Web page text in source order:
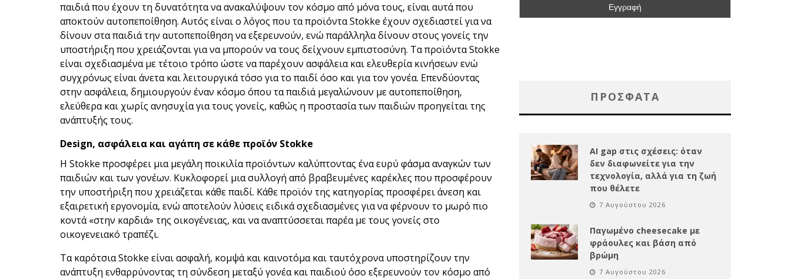
παιδιά που έχουν τη δυνατότητα να ανακαλύψουν τον κόσμο από μόνα τους, είναι αυτά που
αποκτούν αυτοπεποίθηση. Αυτός είναι ο λόγος που τα προϊόντα Stokke έχουν σχεδιαστεί για να
δίνουν στα παιδιά την αυτοπεποίθηση να εξερευνούν, ενώ παράλληλα δίνουν στους γονείς την
υποστήριξη που χρειάζονται για να μπορούν να τους δείχνουν εμπιστοσύνη. Τα προϊόντα Stokke
είναι σχεδιασμένα με τέτοιο τρόπο ώστε να παρέχουν ασφάλεια και ελευθερία κινήσεων ενώ
συγχρόνως είναι άνετα και λειτουργικά τόσο για το παιδί όσο και για τον γονέα. Επενδύοντας
στην ασφάλεια, δημιουργούν έναν κόσμο όπου τα παιδιά μεγαλώνουν με αυτοπεποίθηση,
ελεύθερα και χωρίς ανησυχία για τους γονείς, καθώς η προστασία των παιδιών προηγείται της
ανάπτυξής τους.
Design, ασφάλεια και αγάπη σε κάθε προϊόν Stokke
Η Stokke προσφέρει μια μεγάλη ποικιλία προϊόντων καλύπτοντας ένα ευρύ φάσμα αναγκών των
παιδιών και των γονέων. Κυκλοφορεί μια συλλογή από βραβευμένες καρέκλες που προσφέρουν
την υποστήριξη που χρειάζεται κάθε παιδί. Κάθε προϊόν της κατηγορίας προσφέρει άνεση και
εξαιρετική εργονομία, ενώ αποτελούν λύσεις ειδικά σχεδιασμένες για να φέρνουν το μωρό πιο
κοντά «στην καρδιά» της οικογένειας, και να αναπτύσσεται παρέα με τους γονείς στο
οικογενειακό τραπέζι.
Τα καρότσια Stokke είναι ασφαλή, κομψά και καινοτόμα και ταυτόχρονα υποστηρίζουν την
ανάπτυξη ενθαρρύνοντας τη σύνδεση μεταξύ γονέα και παιδιού όσο εξερευνούν τον κόσμο από
ΠΡΌΣΦΑΤΑ
AI gap στις σχέσεις: όταν
δεν διαφωνείτε για την
τεχνολογία, αλλά για τη ζωή
που θέλετε
7 Αυγούστου 2026
Παγωμένο cheesecake με
φράουλες και βάση από
βρώμη
7 Αυγούστου 2026